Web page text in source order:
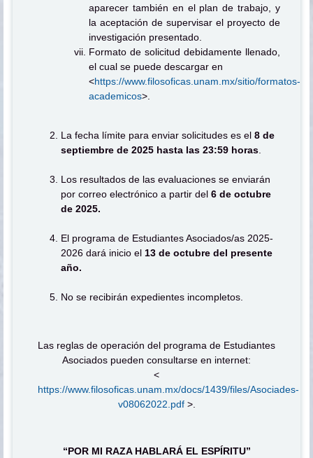
aparecer también en el plan de trabajo, y
la aceptación de supervisar el proyecto de
investigación presentado.
Formato de solicitud debidamente llenado,
el cual se puede descargar en
<https://www.filosoficas.unam.mx/sitio/formatos-
academicos>.
La fecha límite para enviar solicitudes es el 8 de
septiembre de 2025 hasta las 23:59 horas.
Los resultados de las evaluaciones se enviarán
por correo electrónico a partir del 6 de octubre
de 2025.
El programa de Estudiantes Asociados/as 2025-
2026 dará inicio el 13 de octubre del presente
año.
No se recibirán expedientes incompletos.
Las reglas de operación del programa de Estudiantes
Asociados pueden consultarse en internet:
<
https://www.filosoficas.unam.mx/docs/1439/files/Asociades-
v08062022.pdf>.
“POR MI RAZA HABLARÁ EL ESPÍRITU”